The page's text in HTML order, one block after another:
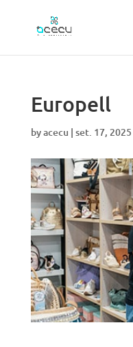
Europell
byacecu | set. 17, 2025